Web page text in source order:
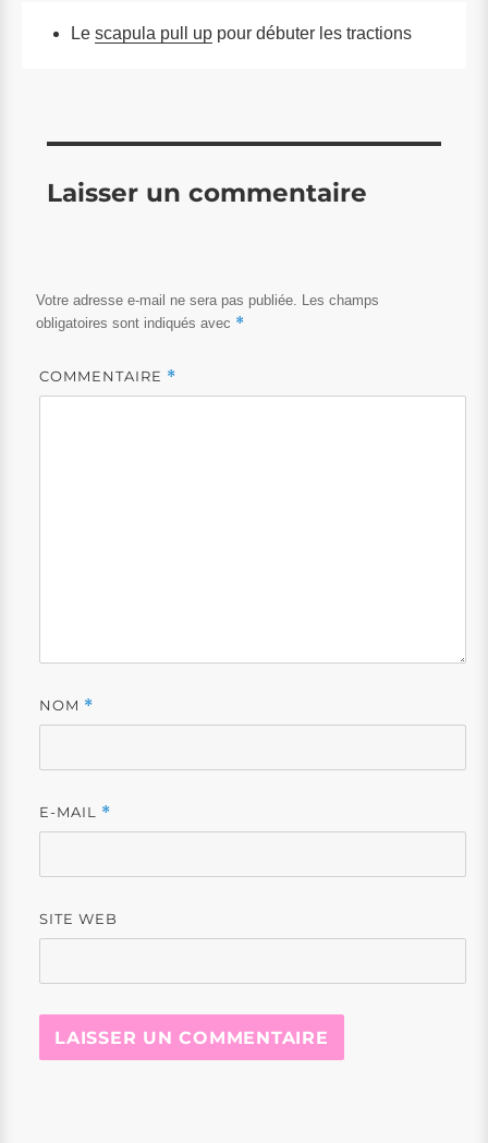
Le scapula pull up pour débuter les tractions
Laisser un commentaire
Votre adresse e-mail ne sera pas publiée. Les champs
obligatoires sont indiqués avec *
COMMENTAIRE *
NOM *
E-MAIL *
SITE WEB